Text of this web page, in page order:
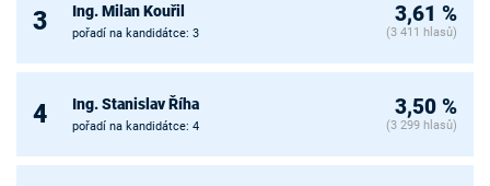
3 Ing. Milan Kouřil
pořadí na kandidátce: 3
3,61 %
(3 411 hlasů)
4 Ing. Stanislav Říha
pořadí na kandidátce: 4
3,50 %
(3 299 hlasů)